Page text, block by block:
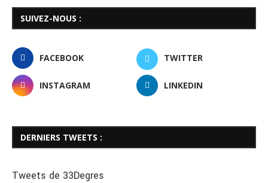
SUIVEZ-NOUS :
FACEBOOK TWITTER
INSTAGRAM LINKEDIN
DERNIERS TWEETS :
Tweets de 33Degres